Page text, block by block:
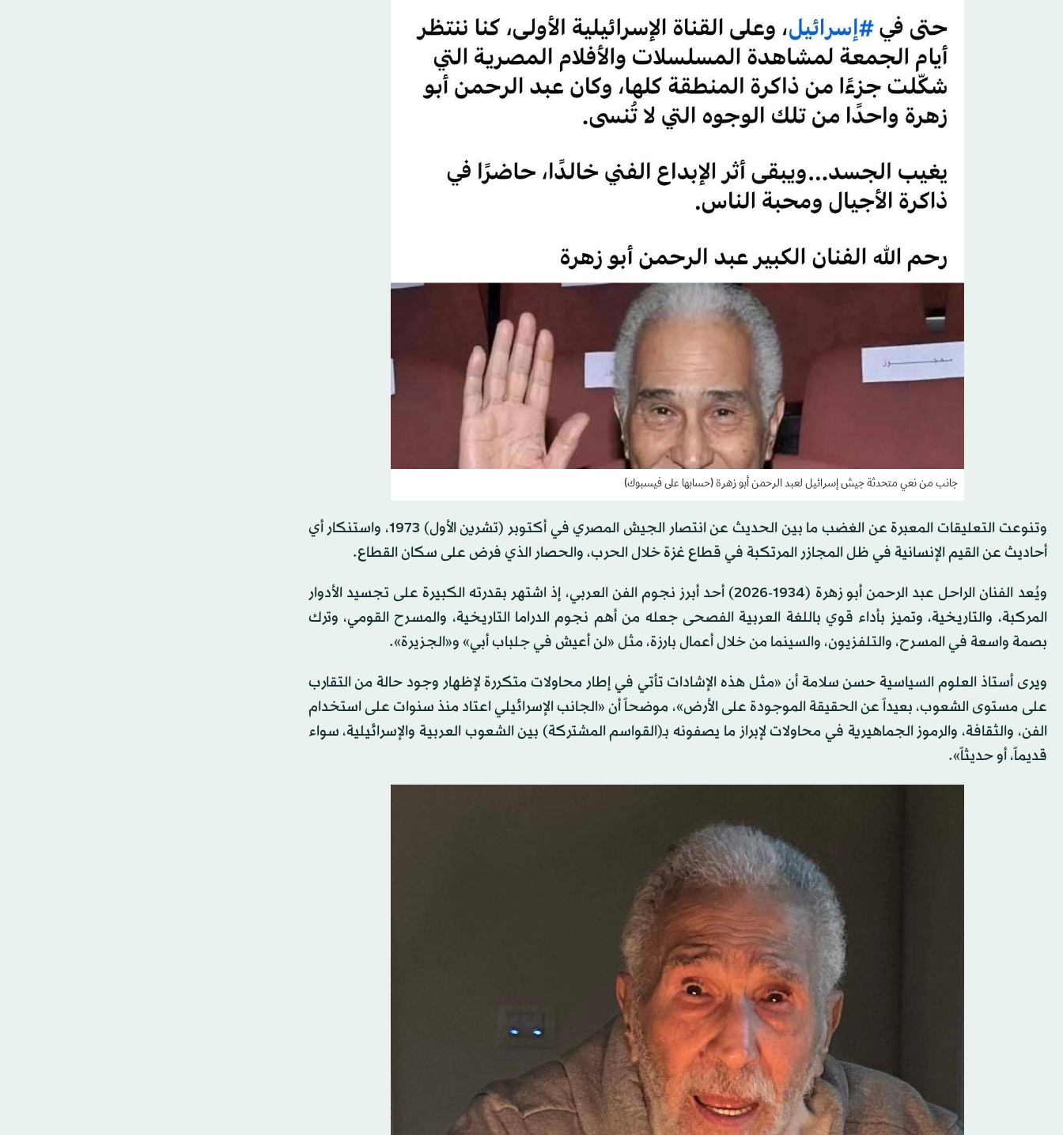
جانب من نعي متحدثة جيش إسرائيل لعبد الرحمن أبو زهرة (حسابها على فيسبوك)
وتنوعت التعليقات المعبرة عن الغضب ما بين الحديث عن انتصار الجيش المصري في أكتوبر (تشرين الأول) 1973، واستنكار أي
أحاديث عن القيم الإنسانية في ظل المجازر المرتكبة في قطاع غزة خلال الحرب، والحصار الذي فرض على سكان القطاع.
ويُعد الفنان الراحل عبد الرحمن أبو زهرة (1934-2026) أحد أبرز نجوم الفن العربي، إذ اشتهر بقدرته الكبيرة على تجسيد الأدوار
المركبة، والتاريخية، وتميز بأداء قوي باللغة العربية الفصحى جعله من أهم نجوم الدراما التاريخية، والمسرح القومي، وترك
بصمة واسعة في المسرح، والتلفزيون، والسينما من خلال أعمال بارزة، مثل «لن أعيش في جلباب أبي» و«الجزيرة».
ويرى أستاذ العلوم السياسية حسن سلامة أن «مثل هذه الإشادات تأتي في إطار محاولات متكررة لإظهار وجود حالة من التقارب
على مستوى الشعوب، بعيداً عن الحقيقة الموجودة على الأرض»، موضحاً أن «الجانب الإسرائيلي اعتاد منذ سنوات على استخدام
الفن، والثقافة، والرموز الجماهيرية في محاولات لإبراز ما يصفونه بـ(القواسم المشتركة) بين الشعوب العربية والإسرائيلية، سواء
قديماً، أو حديثاً».